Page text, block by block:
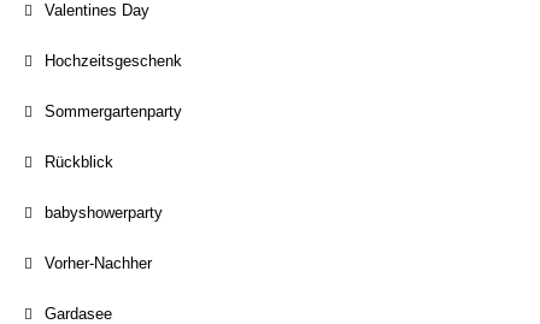
Valentines Day
Hochzeitsgeschenk
Sommergartenparty
Rückblick
babyshowerparty
Vorher-Nachher
Gardasee